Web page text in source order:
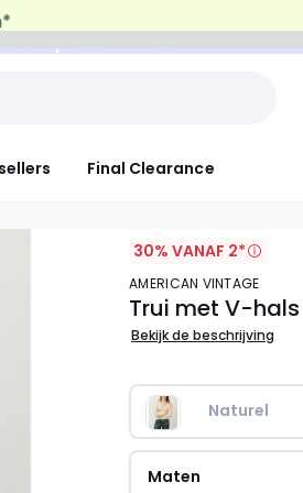
aankopen
Final Clearance
30% VANAF 2*
AMERICAN VINTAGE
Trui met V-
Bekijk de beschrijving
Naturel
Maten